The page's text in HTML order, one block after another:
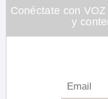
Conéctate con
y